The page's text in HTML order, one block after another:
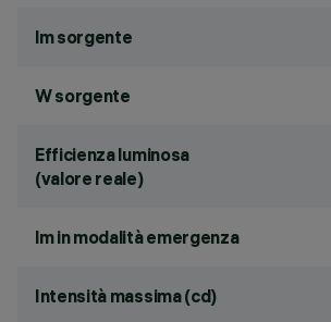
lm sorgente
W sorgente
Efficienza luminosa
(valore reale)
lm in modalità emergenza
Intensità massima (cd)